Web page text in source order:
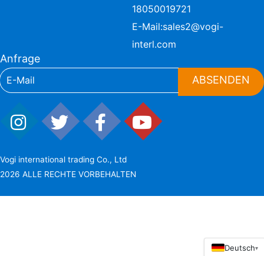
18050019721
E-Mail:sales2@vogi-
interl.com
Anfrage
ABSENDEN
Vogi international trading Co., Ltd
2026 ALLE RECHTE VORBEHALTEN
Deutsch▾